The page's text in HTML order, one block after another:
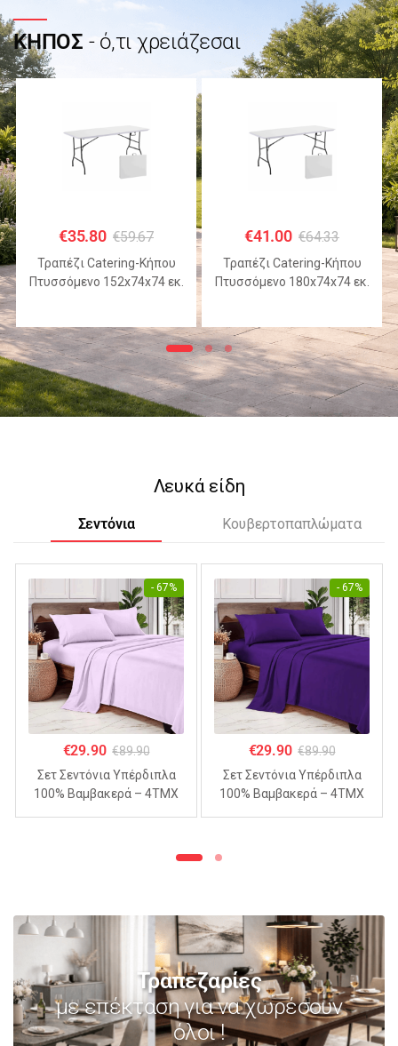
ΚΗΠΟΣ - ό,τι χρειάζεσαι
€35.80 €59.67
Τραπέζι Catering-Κήπου
Πτυσσόμενο 152x74x74 εκ.
€41.00 €64.33
Τραπέζι Catering-Κήπου
Πτυσσόμενο 180x74x74 εκ.
Λευκά είδη
Σεντόνια Κουβερτοπαπλώματα
- 67%
€29.90 €89.90
Σετ Σεντόνια Υπέρδιπλα
100% Βαμβακερά – 4ΤΜΧ
- 67%
€29.90 €89.90
Σετ Σεντόνια Υπέρδιπλα
100% Βαμβακερά – 4ΤΜΧ
Τραπεζαρίες
με επέκταση για να χωρέσουν
όλοι !